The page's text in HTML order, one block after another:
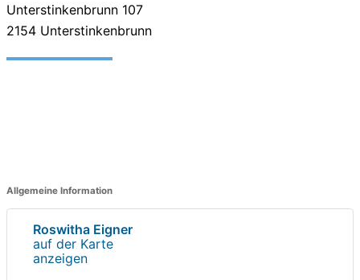
Unterstinkenbrunn 107
2154 Unterstinkenbrunn
Allgemeine Information
Roswitha Eigner
auf der Karte
anzeigen